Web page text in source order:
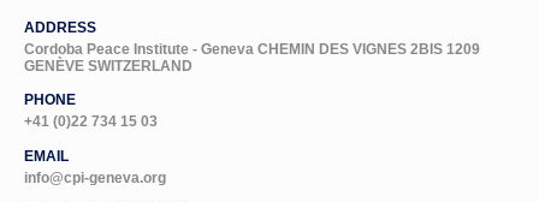
ADDRESS
Cordoba Peace Institute - Geneva CHEMIN DES VIGNES 2BIS 1209
GENÈVE SWITZERLAND
PHONE
+41 (0)22 734 15 03
EMAIL
info@cpi-geneva.org